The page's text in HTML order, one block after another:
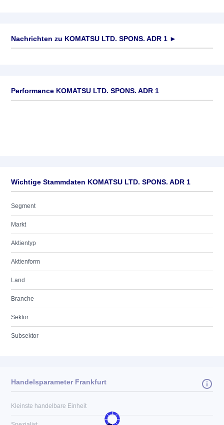
Nachrichten zu KOMATSU LTD. SPONS. ADR 1 ►
Performance KOMATSU LTD. SPONS. ADR 1
Wichtige Stammdaten KOMATSU LTD. SPONS. ADR 1
Segment
Markt
Aktientyp
Aktienform
Land
Branche
Sektor
Subsektor
Handelsparameter Frankfurt
Kleinste handelbare Einheit